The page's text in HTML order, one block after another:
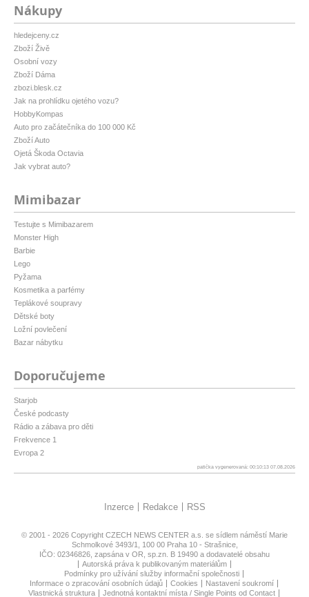
Nákupy
hledejceny.cz
Zboží Živě
Osobní vozy
Zboží Dáma
zbozi.blesk.cz
Jak na prohlídku ojetého vozu?
HobbyKompas
Auto pro začátečníka do 100 000 Kč
Zboží Auto
Ojetá Škoda Octavia
Jak vybrat auto?
Mimibazar
Testujte s Mimibazarem
Monster High
Barbie
Lego
Pyžama
Kosmetika a parfémy
Teplákové soupravy
Dětské boty
Ložní povlečení
Bazar nábytku
Doporučujeme
Starjob
České podcasty
Rádio a zábava pro děti
Frekvence 1
Evropa 2
patička vygenerovaná: 00:10:13 07.08.2026
Inzerce Redakce RSS
© 2001 - 2026 Copyright CZECH NEWS CENTER a.s. se sídlem náměstí Marie
Schmolkové 3493/1, 100 00 Praha 10 - Strašnice,
IČO: 02346826, zapsána v OR, sp.zn. B 19490 a dodavatelé obsahu
Autorská práva k publikovaným materiálům
Podmínky pro užívání služby informační společnosti
Informace o zpracování osobních údajů
Cookies
Nastavení soukromí
Vlastnická struktura
Jednotná kontaktní místa / Single Points od Contact